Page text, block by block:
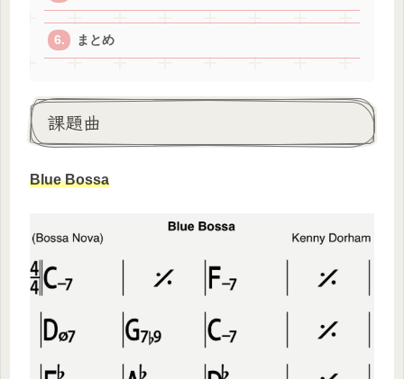
まとめ
課題曲
Blue Bossa